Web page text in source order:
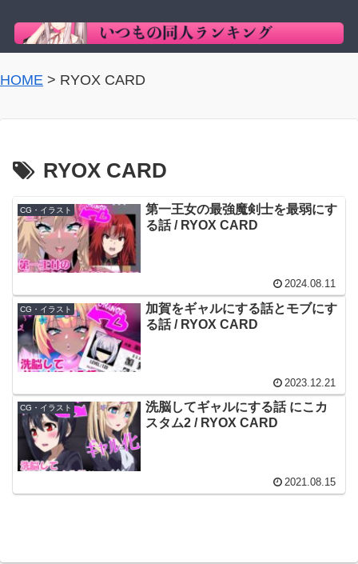
HOME > RYOX CARD
RYOX CARD
CG・イラスト
第一王女の最強魔剣士を最弱にす
る話 / RYOX CARD
2024.08.11
CG・イラスト
加賀をギャルにする話とモブにす
る話 / RYOX CARD
2023.12.21
CG・イラスト
洗脳してギャルにする話 にこカ
スタム2 / RYOX CARD
2021.08.15